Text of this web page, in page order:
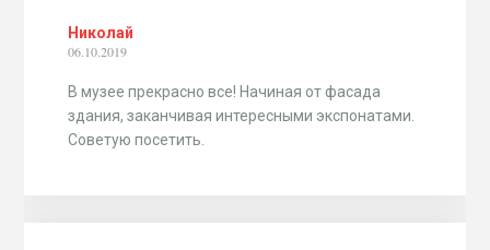
Николай
06.10.2019
В музее прекрасно все! Начиная от фасада
здания, заканчивая интересными экспонатами.
Советую посетить.